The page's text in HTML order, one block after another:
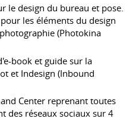
le design du bureau et pose.
les éléments du design
(Photokina
book et guide sur la
et Indesign (Inbound
Center reprenant toutes
des réseaux sociaux sur 4